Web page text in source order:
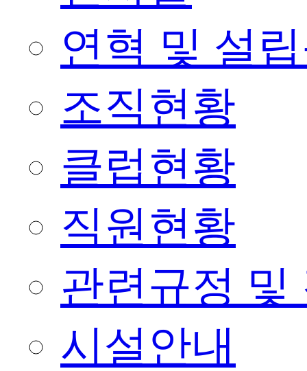
연혁 및 설
조직현황
클럽현황
직원현황
관련규정 및
시설안내